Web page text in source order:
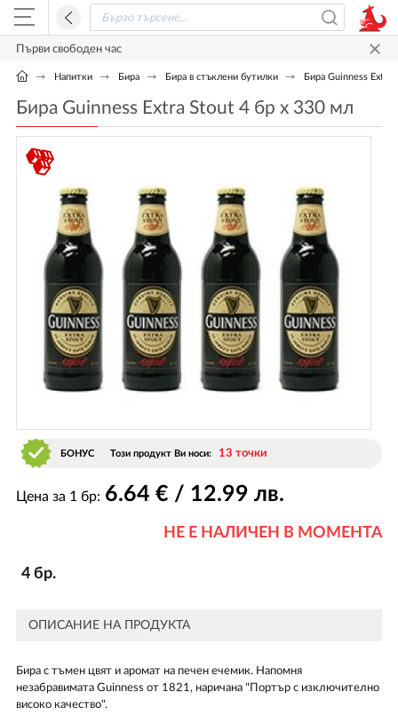
Първи свободен час
Напитки Бира Бира в стъклени бутилки Бира Guinness Extra
Бира Guinness Extra Stout 4 бр х 330 мл
БОНУС Този продукт Ви носи: 13 точки
Цена за 1 бр: 6.64 € / 12.99 лв.
НЕ Е НАЛИЧЕН В МОМЕНТА
4 бр.
ОПИСАНИЕ НА ПРОДУКТА
Бира с тъмен цвят и аромат на печен ечемик. Напомня
незабравимата Guinness от 1821, наричана "Портър с изключително
високо качество".